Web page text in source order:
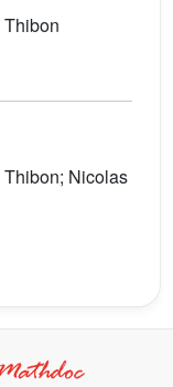
Nicolas